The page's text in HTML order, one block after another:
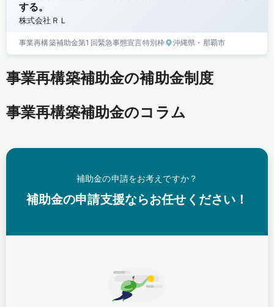
する。
株式会社ＲＬ
事業再構築補助金第1回緊急事態宣言特別枠 沖縄県 ・那覇市
事業再構築補助金の補助金制度
事業再構築補助金のコラム
補助金の申請をお考えですか？
補助金の申請支援ならお任せください！